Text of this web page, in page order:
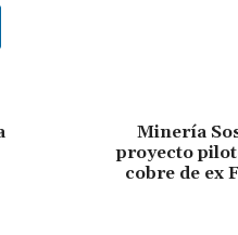
Minería
proyecto
cobre de ex